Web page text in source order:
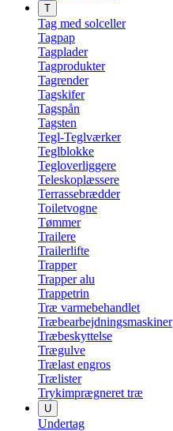
T
Tag med solceller
Tagpap
Tagplader
Tagprodukter
Tagrender
Tagskifer
Tagspån
Tagsten
Tegl-Teglværker
Teglblokke
Tegloverliggere
Teleskoplæssere
Terrassebrædder
Toiletvogne
Tømmer
Trailere
Trailerlifte
Trapper
Trapper alu
Trappetrin
Træ varmebehandlet
Træbearbejdningsmaskiner
Træbeskyttelse
Trægulve
Trælast engros
Trælister
Trykimprægneret træ
U
Undertag